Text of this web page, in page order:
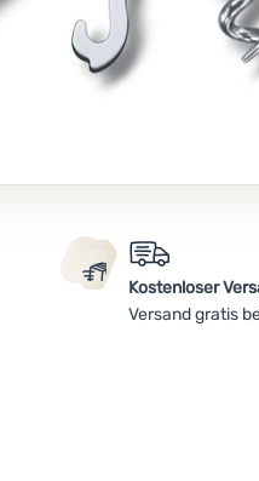
Kostenloser
Versand gratis